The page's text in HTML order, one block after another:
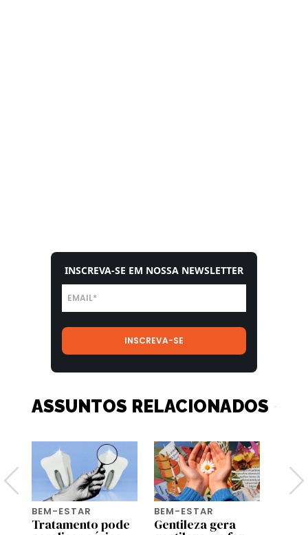
INSCREVA-SE EM NOSSA NEWSLETTER
ASSUNTOS RELACIONADOS
BEM-ESTAR
Tratamento pode
BEM-ESTAR
Gentileza gera